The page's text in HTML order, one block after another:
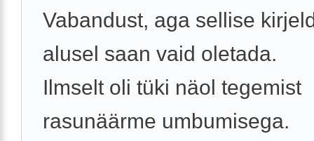
Vabandust, aga sellise
alusel saan vaid oletada.
Ilmselt oli tüki näol tegemist
rasunäärme umbumisega.